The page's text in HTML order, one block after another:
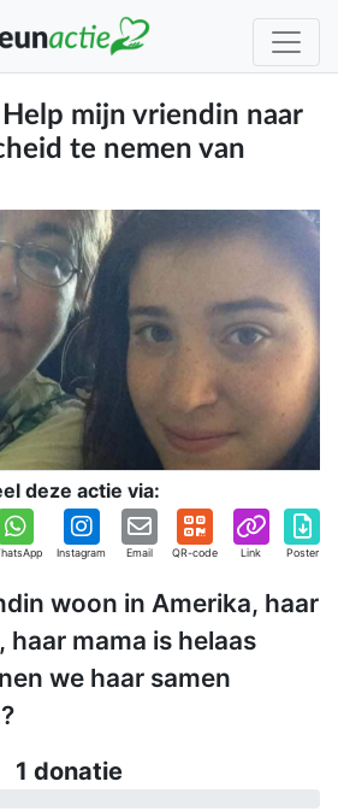
mijn vriendin naar
te nemen van
deze actie via:
Instagram Email QR-code Link Poster
woon in Amerika, haar
haar mama is helaas
we haar samen
1 donatie